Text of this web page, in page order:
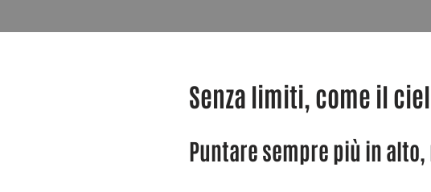
Senza limiti, come il
Puntare sempre più in